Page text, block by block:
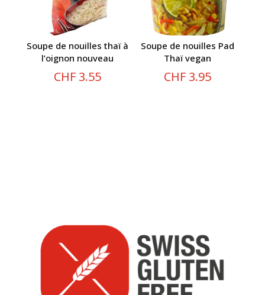
Soupe de nouilles thaï à
l’oignon nouveau
CHF3.55
Soupe de nouilles Pad
Thaï vegan
CHF 3.95